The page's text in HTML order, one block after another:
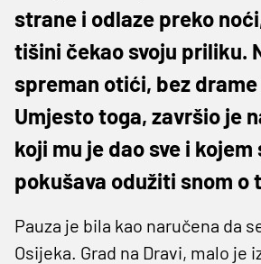
strane i odlaze preko
tišini čekao svoju priliku.
spreman otići, bez
Umjesto toga, završio je
koji mu je dao sve i kojem
pokušava odužiti snom o
Pauza je bila kao naručena da
Osijeka. Grad na Dravi, malo je